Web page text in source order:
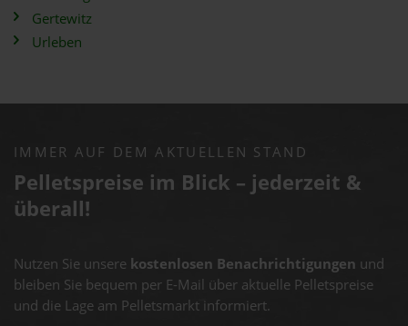
Gertewitz
Urleben
IMMER AUF DEM AKTUELLEN STAND
Pelletspreise im Blick – jederzeit &
überall!
Nutzen Sie unsere kostenlosen Benachrichtigungen und
bleiben Sie bequem per E-Mail über aktuelle Pelletspreise
und die Lage am Pelletsmarkt informiert.